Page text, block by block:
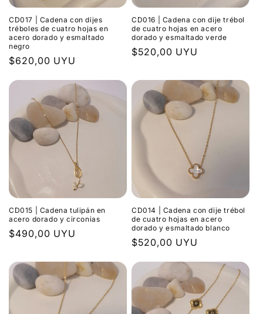
CD017 | Cadena con dijes
tréboles de cuatro hojas en
acero dorado y esmaltado
negro
Precio
$620,00 UYU
CD016 | Cadena con dije trébol
de cuatro hojas en acero
dorado y esmaltado verde
Precio
$520,00 UYU
CD015 | Cadena tulipán en
acero dorado y circonias
Precio
$490,00 UYU
CD014 | Cadena con dije trébol
de cuatro hojas en acero
dorado y esmaltado blanco
Precio
$520,00 UYU